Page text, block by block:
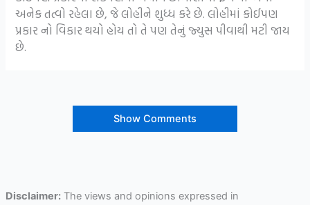
અનેક તત્વો રહેલા છે, જે લોહીને શુધ્ધ કરે છે. લોહીમાં કોઈપણ
પ્રકાર નો વિકાર થયો હોય તો તે પણ તેનું જ્યુસ પીવાથી મટી જાય
છે.
Show Comments
Disclaimer:The views and opinions expressed in